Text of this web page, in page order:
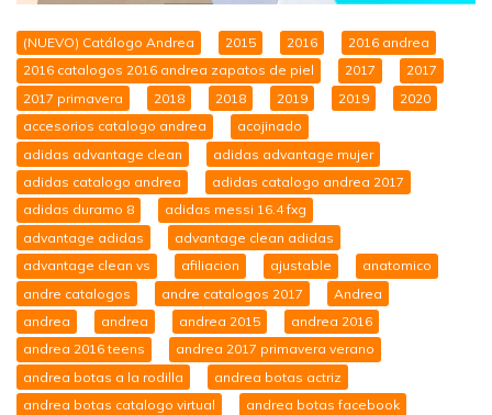
(NUEVO) Catálogo Andrea 2015 2016
2016 andrea
2016 catalogos 2016 andrea zapatos de piel
2017
2017
2017 primavera
2018 2018 2019 2019
2020
accesorios catalogo andrea
acojinado
adidas advantage clean
adidas advantage mujer
adidas catalogo andrea
adidas catalogo andrea 2017
adidas duramo 8
adidas messi 16.4 fxg
advantage adidas
advantage clean adidas
advantage clean vs
afiliacion ajustable
anatomico
andre catalogos
andre catalogos 2017
Andrea
andrea
andrea andrea 2015
andrea 2016
andrea 2016 teens
andrea 2017 primavera verano
andrea botas a la rodilla
andrea botas actriz
andrea botas catalogo virtual
andrea botas facebook